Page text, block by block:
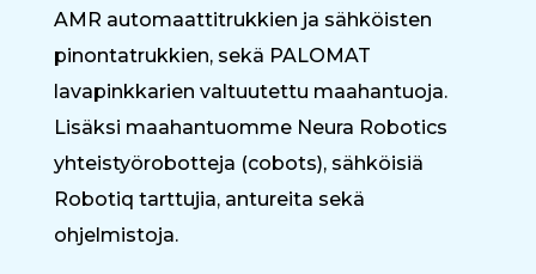
AMR automaattitrukkien ja sähköisten
pinontatrukkien, sekä PALOMAT
lavapinkkarien valtuutettu maahantuoja.
Lisäksi maahantuomme Neura Robotics
yhteistyörobotteja (cobots), sähköisiä
Robotiq tarttujia, antureita sekä
ohjelmistoja.